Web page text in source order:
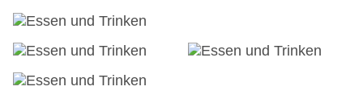
Mastercard, Visa
Landeskategorie: 3 Sterne